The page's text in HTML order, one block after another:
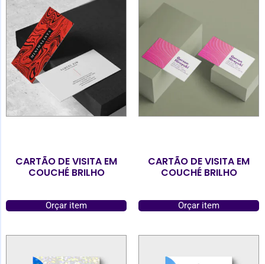
CARTÃO DE VISITA EM
COUCHÉ BRILHO
Orçar item
CARTÃO DE VISITA EM
COUCHÉ BRILHO
Orçar item